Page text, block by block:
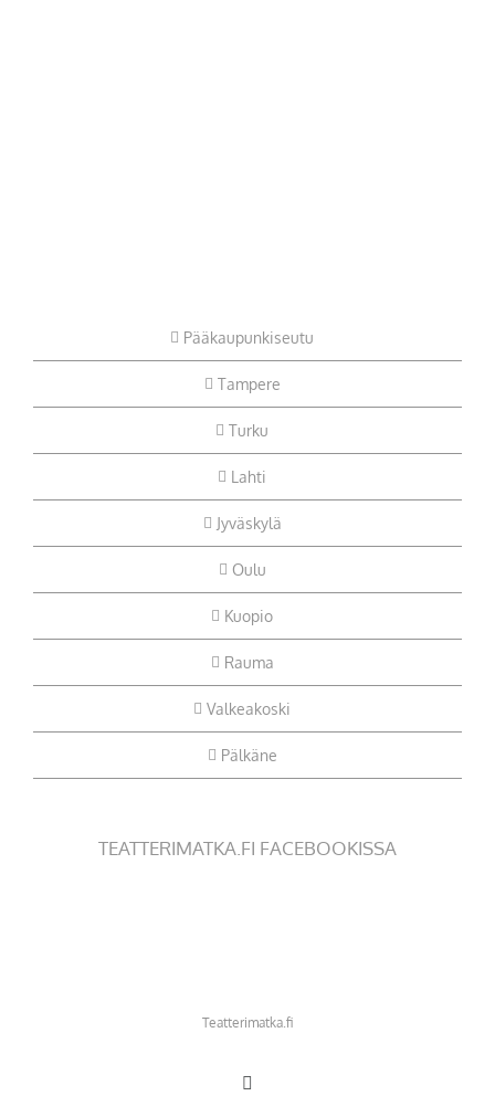
Pääkaupunkiseutu
Tampere
Turku
Lahti
Jyväskylä
Oulu
Kuopio
Rauma
Valkeakoski
Pälkäne
TEATTERIMATKA.FI FACEBOOKISSA
Teatterimatka.fi